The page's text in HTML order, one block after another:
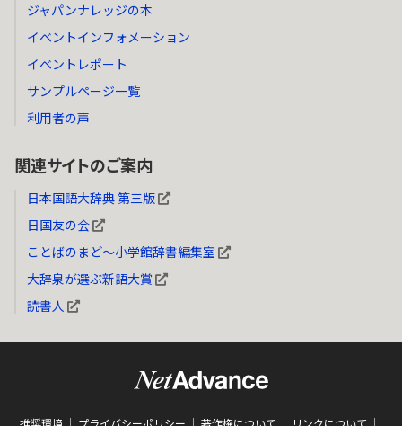
ジャパンナレッジの本
イベントインフォメーション
イベントレポート
サンプルページ一覧
利用者の声
関連サイトのご案内
日本国語大辞典 第三版
日国友の会
ことばのまど～小学館辞書編集室
大辞泉が選ぶ新語大賞
読書人
推奨環境 プライバシーポリシー 著作権について リンクについて